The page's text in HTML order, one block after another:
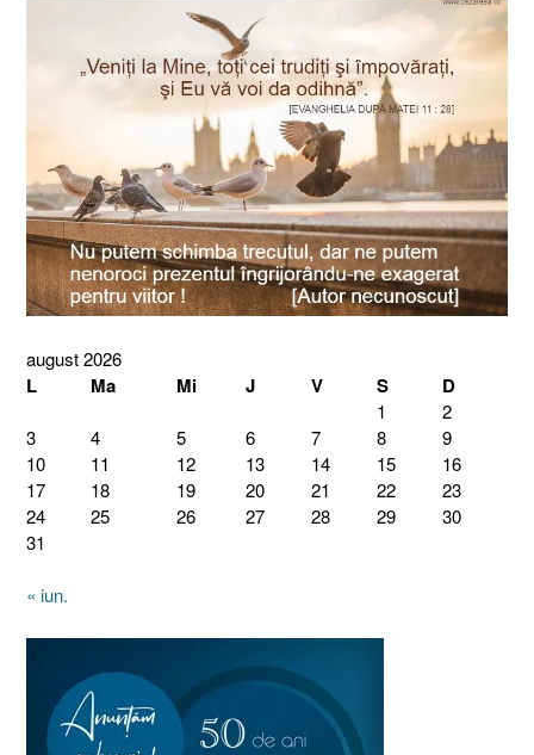
august 2026
L Ma Mi J V S D
1
2
3
4 5 6 7 8
9
10
11 12 13 14 15
16
17
18 19 20 21 22
23
24
25 26 27 28 29
30
31
« iun.